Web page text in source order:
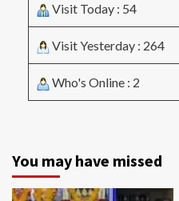
Visit Today : 54
Visit Yesterday : 264
Who's Online : 2
You may have missed